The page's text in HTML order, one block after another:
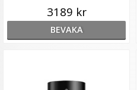
3189 kr
BEVAKA